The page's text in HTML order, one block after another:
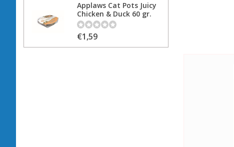
Applaws Cat Pots Juicy
Chicken & Duck 60 gr.
€1,59